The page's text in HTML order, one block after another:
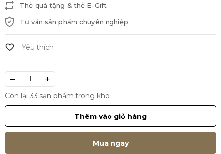
Thẻ quà tặng & thẻ E-Gift
Tư vấn sản phẩm chuyên nghiệp
– +
Còn lại 33 sản phẩm trong kho
Thêm vào giỏ hàng
Mua ngay